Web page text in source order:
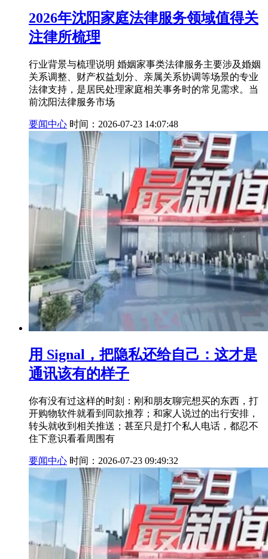
2026年沈阳家庭法律服务领域值得关
注律所梳理
行业背景与梳理说明 婚姻家事类法律服务主要涉及婚姻
关系调整、财产权益划分、亲属关系协调等场景的专业
法律支持，是居民处理家庭相关事务时的常见需求。当
前沈阳法律服务市场
要闻中心 时间：2026-07-23 14:07:48
用 Signal，把隐私还给自己：这才是
通讯该有的样子
你有没有过这样的时刻：刚和朋友聊完想买的东西，打
开购物软件就看到同款推荐；和家人说过的出行安排，
转头就收到相关推送；甚至只是打个私人电话，都忍不
住下意识看看周围有
要闻中心 时间：2026-07-23 09:49:32